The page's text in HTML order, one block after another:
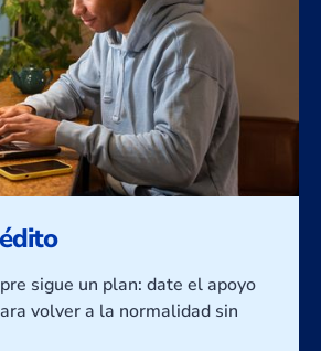
sigue un plan: date el apoyo
volver a la normalidad sin